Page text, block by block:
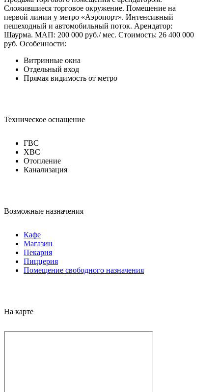
Сложившиеся торговое окружение. Помещение на
первой линии у метро «Аэропорт». Интенсивный
пешеходный и автомобильный поток. Арендатор:
Шаурма. МАП: 200 000 руб./ мес. Стоимость: 26 400 000
руб. Особенности:
Витринные окна
Отдельный вход
Прямая видимость от метро
Техническое оснащение
ГВС
ХВС
Отопление
Канализация
Возможные назначения
Кафе
Магазин
Пекарня
Пиццерия
Помещение свободного назначения
На карте